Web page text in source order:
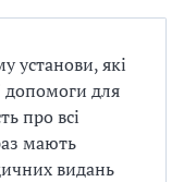
установи, які
допомоги для
про всі
мають
видань